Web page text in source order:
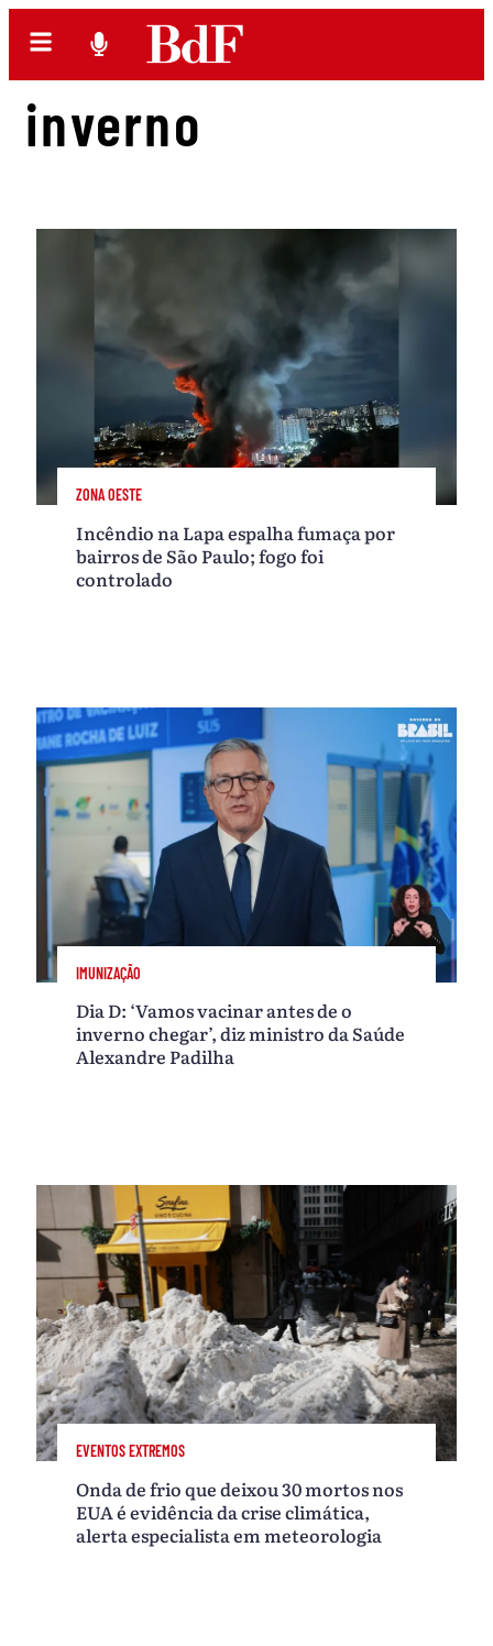
inverno
ZONA OESTE
Incêndio na Lapa espalha fumaça por
bairros de São Paulo; fogo foi
controlado
IMUNIZAÇÃO
Dia D: ‘Vamos vacinar antes de o
inverno chegar’, diz ministro da Saúde
Alexandre Padilha
EVENTOS EXTREMOS
Onda de frio que deixou 30 mortos nos
EUA é evidência da crise climática,
alerta especialista em meteorologia